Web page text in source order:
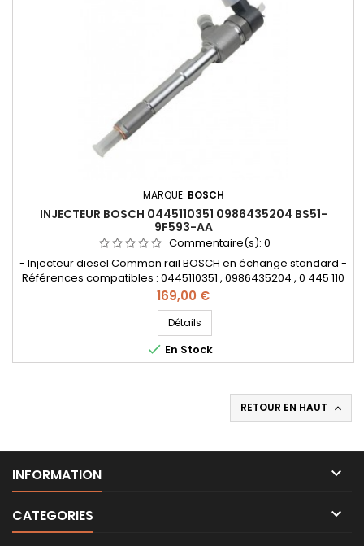
MARQUE: BOSCH
INJECTEUR BOSCH 0445110351 0986435204 BS51-
9F593-AA
Commentaire(s): 0
- Injecteur diesel Common rail BOSCH en échange standard -
Références compatibles : 0445110351 , 0986435204 , 0 445 110
351 , 0 986 435 204 , 1723813 , BS51 9F593 AA , BS519F593AA ,
55219886 , 95517513 - Pour motorisation Fiat Lancia 1.3JTD ,
Opel 1.3CDTI , Ford 1.3TDCi Pièce d'origine
Prix
169,00 €
Détails
 En Stock
RETOUR EN HAUT 
INFORMATION 
CATEGORIES 